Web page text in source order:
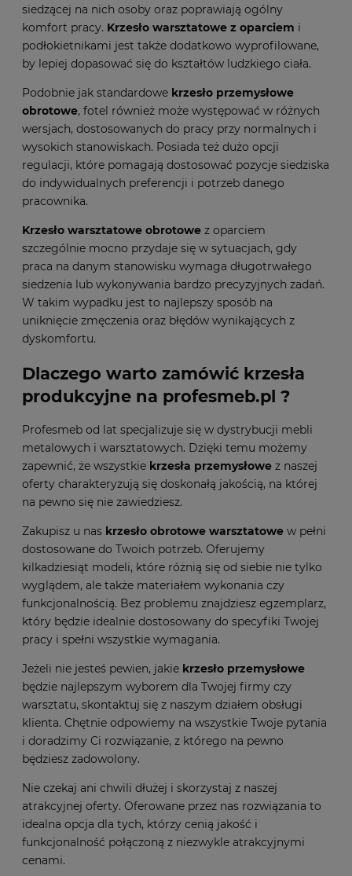
siedzącej na nich osoby oraz poprawiają ogólny
komfort pracy. Krzesło warsztatowe z oparciem i
podłokietnikami jest także dodatkowo wyprofilowane,
by lepiej dopasować się do kształtów ludzkiego ciała.
Podobnie jak standardowe krzesło przemysłowe
obrotowe, fotel również może występować w różnych
wersjach, dostosowanych do pracy przy normalnych i
wysokich stanowiskach. Posiada też dużo opcji
regulacji, które pomagają dostosować pozycje siedziska
do indywidualnych preferencji i potrzeb danego
pracownika.
Krzesło warsztatowe obrotowe z oparciem
szczególnie mocno przydaje się w sytuacjach, gdy
praca na danym stanowisku wymaga długotrwałego
siedzenia lub wykonywania bardzo precyzyjnych zadań.
W takim wypadku jest to najlepszy sposób na
uniknięcie zmęczenia oraz błędów wynikających z
dyskomfortu.
Dlaczego warto zamówić krzesła
produkcyjne na profesmeb.pl ?
Profesmeb od lat specjalizuje się w dystrybucji mebli
metalowych i warsztatowych. Dzięki temu możemy
zapewnić, że wszystkie krzesła przemysłowe z naszej
oferty charakteryzują się doskonałą jakością, na której
na pewno się nie zawiedziesz.
Zakupisz u nas krzesło obrotowe warsztatowe w pełni
dostosowane do Twoich potrzeb. Oferujemy
kilkadziesiąt modeli, które różnią się od siebie nie tylko
wyglądem, ale także materiałem wykonania czy
funkcjonalnością. Bez problemu znajdziesz egzemplarz,
który będzie idealnie dostosowany do specyfiki Twojej
pracy i spełni wszystkie wymagania.
Jeżeli nie jesteś pewien, jakie krzesło przemysłowe
będzie najlepszym wyborem dla Twojej firmy czy
warsztatu, skontaktuj się z naszym działem obsługi
klienta. Chętnie odpowiemy na wszystkie Twoje pytania
i doradzimy Ci rozwiązanie, z którego na pewno
będziesz zadowolony.
Nie czekaj ani chwili dłużej i skorzystaj z naszej
atrakcyjnej oferty. Oferowane przez nas rozwiązania to
idealna opcja dla tych, którzy cenią jakość i
funkcjonalność połączoną z niezwykle atrakcyjnymi
cenami.